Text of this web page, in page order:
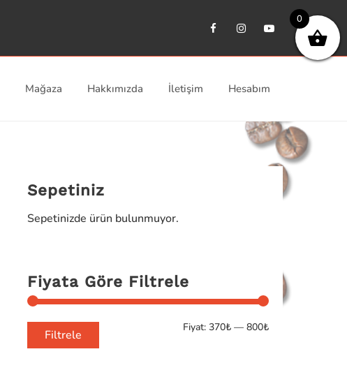
Mağaza Hakkımızda İletişim Hesabım
Sepetiniz
Sepetinizde ürün bulunmuyor.
Fiyata Göre Filtrele
Filtrele
Fiyat: 370₺ — 800₺
0